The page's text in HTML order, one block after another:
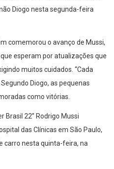
Diogo nesta segunda-feira
comemorou o avanço de Mussi,
esperam por atualizações que
muitos cuidados. “Cada
Diogo, as pequenas
como vitórias.
Brasil 22” Rodrigo Mussi
das Clínicas em São Paulo,
carro nesta quinta-feira, na